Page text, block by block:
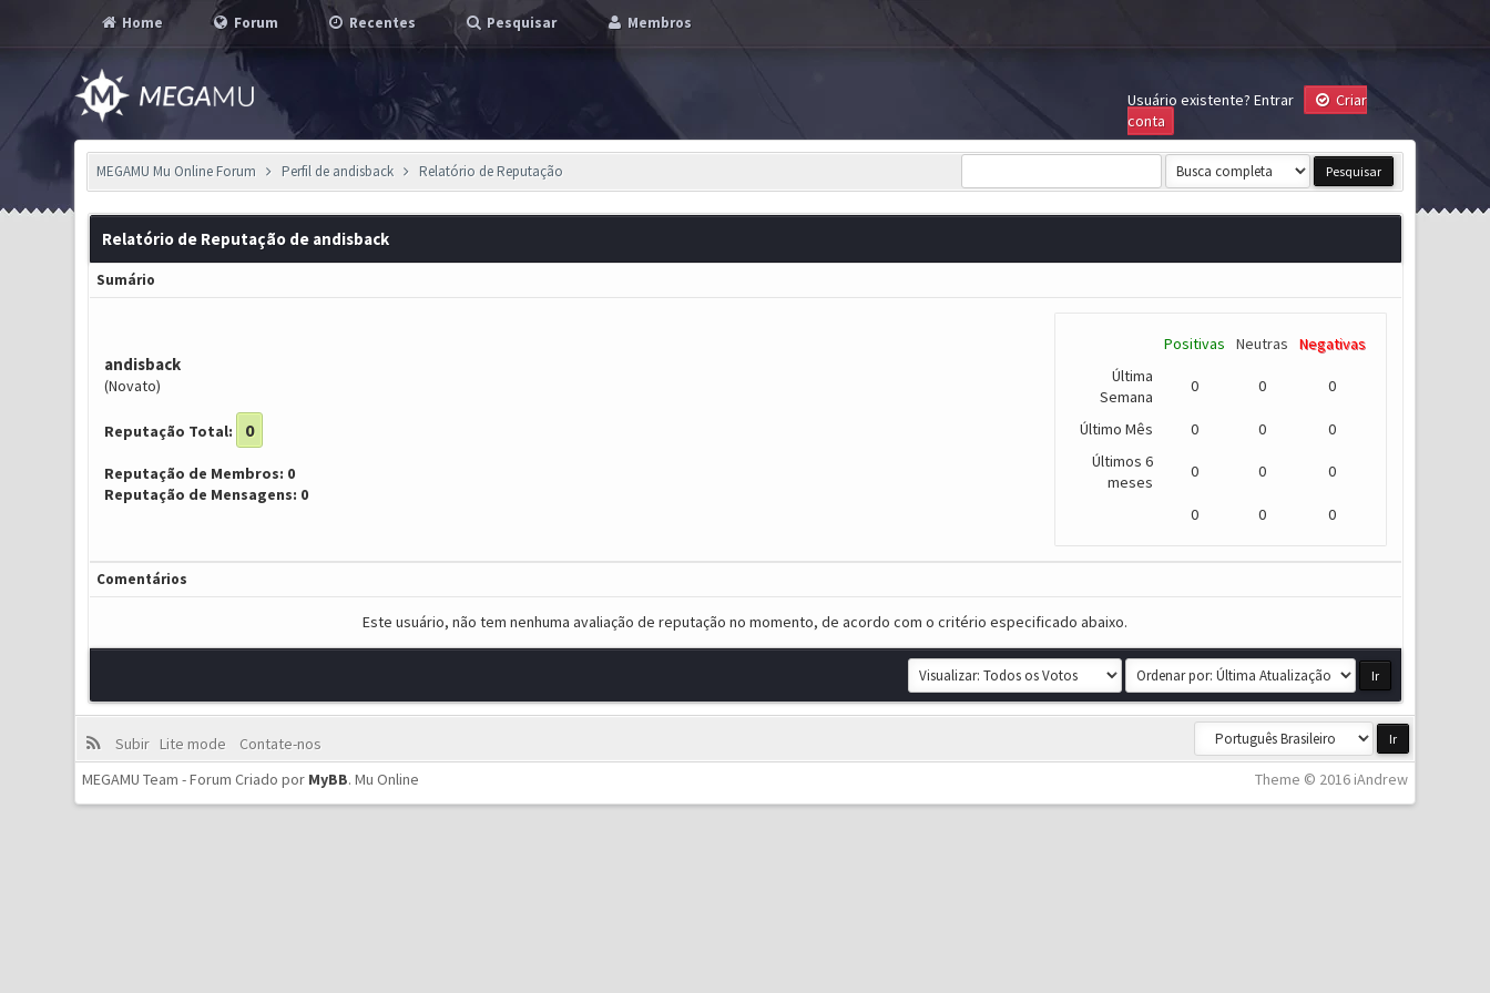
Home Forum Recentes Pesquisar Membros
Usuário existente? Entrar
Criar
conta
MEGAMU Mu Online Forum Perfil de andisback Relatório de Reputação
Relatório de Reputação de andisback
Sumário
andisback
(Novato)
Reputação Total: 0
Reputação de Membros: 0
Reputação de Mensagens: 0
Positivas Neutras
Negativas
Última
Semana
0 0 0
Último Mês 0 0
0
Últimos 6
meses
0 0 0
0 0 0
Comentários
Este usuário, não tem nenhuma avaliação de reputação no momento, de acordo com o critério especificado abaixo.
Subir Lite mode
Contate-nos
Theme © 2016 iAndrew
MEGAMU Team - Forum Criado por MyBB.Mu Online